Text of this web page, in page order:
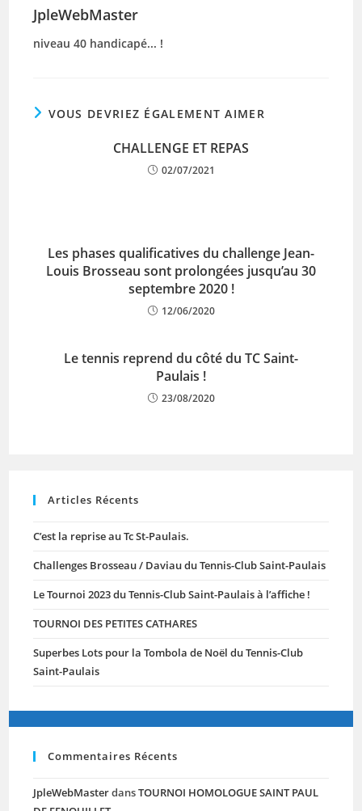
JpleWebMaster
niveau 40 handicapé... !
VOUS DEVRIEZ ÉGALEMENT AIMER
CHALLENGE ET REPAS
02/07/2021
Les phases qualificatives du challenge Jean-
Louis Brosseau sont prolongées jusqu’au 30
septembre 2020 !
12/06/2020
Le tennis reprend du côté du TC Saint-
Paulais !
23/08/2020
Articles Récents
C’est la reprise au Tc St-Paulais.
Challenges Brosseau / Daviau du Tennis-Club Saint-Paulais
Le Tournoi 2023 du Tennis-Club Saint-Paulais à l’affiche !
TOURNOI DES PETITES CATHARES
Superbes Lots pour la Tombola de Noël du Tennis-Club
Saint-Paulais
Commentaires Récents
JpleWebMasterdansTOURNOI HOMOLOGUE SAINT PAUL